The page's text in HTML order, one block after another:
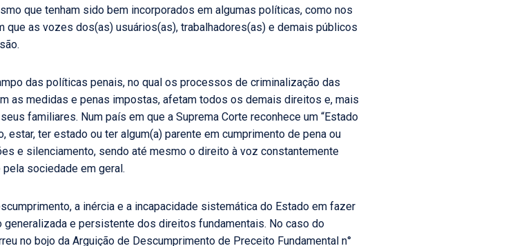
que tenham sido bem incorporados em algumas políticas, como nos
que as vozes dos(as) usuários(as), trabalhadores(as) e demais públicos
das políticas penais, no qual os processos de criminalização das
as medidas e penas impostas, afetam todos os demais direitos e, mais
familiares. Num país em que a Suprema Corte reconhece um “Estado
ter estado ou ter algum(a) parente em cumprimento de pena ou
e silenciamento, sendo até mesmo o direito à voz constantemente
sociedade em geral.
a inércia e a incapacidade sistemática do Estado em fazer
e persistente dos direitos fundamentais. No caso do
no bojo da Arguição de Descumprimento de Preceito Fundamental n°